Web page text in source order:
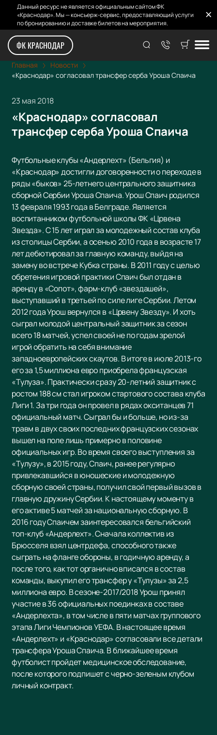
Данный ресурс не является официальным сайтом ФК
«Краснодар». Мы — консьерж-сервис, предоставляющий услуги
по бронированию и доставке билетов на мероприятия.
ФК КРАСНОДАР
Главная
Новости
«Краснодар» согласовал трансфер серба Уроша Спаича
23 мая 2018
«Краснодар» согласовал
трансфер серба Уроша Спаича
Футбольные клубы «Андерлехт» (Бельгия) и
«Краснодар» достигли договоренности о переходе в
ряды «быков» 25-летнего центрального защитника
сборной Сербии Уроша Спаича. Урош Спаич родился
13 февраля 1993 года в Белграде. Является
воспитанником футбольной школы ФК «Црвена
Звезда». С 15 лет играл за молодежный состав клуба
из столицы Сербии, а осенью 2010 года в возрасте 17
лет дебютировал за главную команду, выйдя на
замену во встрече Кубка страны. В 2011 году с целью
обретения игровой практики Спаич был отдан в
аренду в «Сопот», фарм-клуб «звездашей»,
выступавший в третьей по силе лиге Сербии. Летом
2012 года Урош вернулся в «Црвену Звезду». И хоть
сыграл молодой центральный защитник за сезон
всего 18 матчей, успел своей не по годам зрелой
игрой обратить на себя внимание
западноевропейских скаутов. В итоге в июле 2013-го
его за 1,5 миллиона евро приобрела французская
«Тулуза». Практически сразу 20-летний защитник с
ростом 188 см стал игроком стартового состава клуба
Лиги 1. За три года он провел в рядах окситанцев 71
официальный матч. Сыграл бы и больше, но из-за
травм в двух своих последних французских сезонах
вышел на поле лишь примерно в половине
официальных игр. Во время своего выступления за
«Тулузу», в 2015 году, Спаич, ранее регулярно
привлекавшийся в юношеские и молодежную
сборную своей страны, получил свой первый вызов в
главную дружину Сербии. К настоящему моменту в
его активе 5 матчей за национальную сборную. В
2016 году Спаичем заинтересовался бельгийский
топ-клуб «Андерлехт». Сначала коллектив из
Брюсселя взял центрдефа, способного также
сыграть на фланге обороны, в годичную аренду, а
после того, как тот органично вписался в состав
команды, выкупил его трансфер у «Тулузы» за 2,5
миллиона евро. В сезоне-2017/2018 Урош принял
участие в 36 официальных поединках в составе
«Андерлехта», в том числе в пяти матчах группового
этапа Лиги Чемпионов УЕФА. В настоящее время
«Андерлехт» и «Краснодар» согласовали все детали
трансфера Уроша Спаича. В ближайшее время
футболист пройдет медицинское обследование,
после которого подпишет с черно-зеленым клубом
личный контракт.